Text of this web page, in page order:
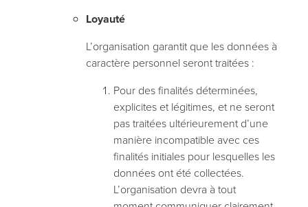
Loyauté
L’organisation garantit que les données à
caractère personnel seront traitées :
Pour des finalités déterminées,
explicites et légitimes, et ne seront
pas traitées ultérieurement d’une
manière incompatible avec ces
finalités initiales pour lesquelles les
données ont été collectées.
L’organisation devra à tout